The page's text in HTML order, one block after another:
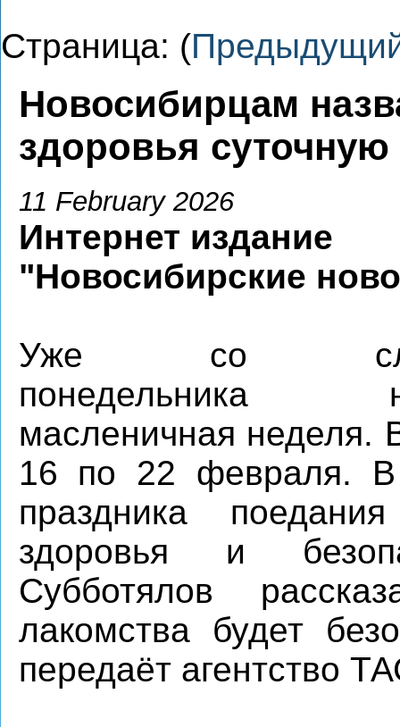
Страница: (
Новосибирцам
здоровья
11 February 2026
Интернет издание
"Новосибирские
Уже со
понедельника
масленичная неделя.
16 по 22 февраля. В
праздника
здоровья и
Субботялов
лакомства будет
передаёт агентство